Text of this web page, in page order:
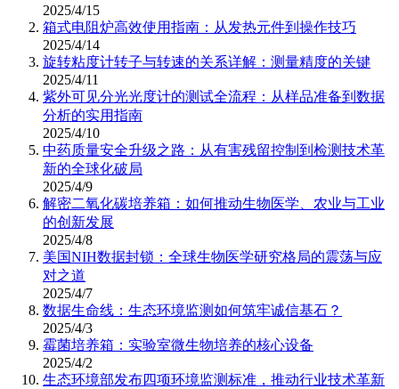
2025/4/15
箱式电阻炉高效使用指南：从发热元件到操作技巧
2025/4/14
旋转粘度计转子与转速的关系详解：测量精度的关键
2025/4/11
紫外可见分光光度计的测试全流程：从样品准备到数据
分析的实用指南
2025/4/10
中药质量安全升级之路：从有害残留控制到检测技术革
新的全球化破局
2025/4/9
解密二氧化碳培养箱：如何推动生物医学、农业与工业
的创新发展
2025/4/8
美国NIH数据封锁：全球生物医学研究格局的震荡与应
对之道
2025/4/7
数据生命线：生态环境监测如何筑牢诚信基石？
2025/4/3
霉菌培养箱：实验室微生物培养的核心设备
2025/4/2
生态环境部发布四项环境监测标准，推动行业技术革新